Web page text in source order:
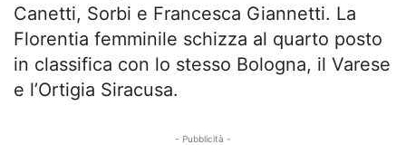
Canetti, Sorbi e Francesca Giannetti. La
Florentia femminile schizza al quarto posto
in classifica con lo stesso Bologna, il Varese
e l’Ortigia Siracusa.
- Pubblicità -